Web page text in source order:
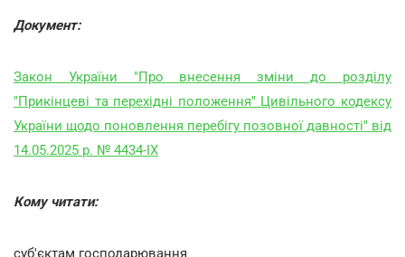
Документ:
Закон України "Про внесення зміни до розділу
"Прикінцеві та перехідні положення" Цивільного кодексу
України щодо поновлення перебігу позовної давності" від
14.05.2025 р. № 4434-IX
Кому читати:
суб'єктам господарювання